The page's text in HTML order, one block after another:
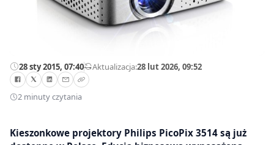
28 sty 2015, 07:40—Aktualizacja:28 lut 2026, 09:52
2 minuty czytania
Kieszonkowe projektory Philips PicoPix 3514 są już